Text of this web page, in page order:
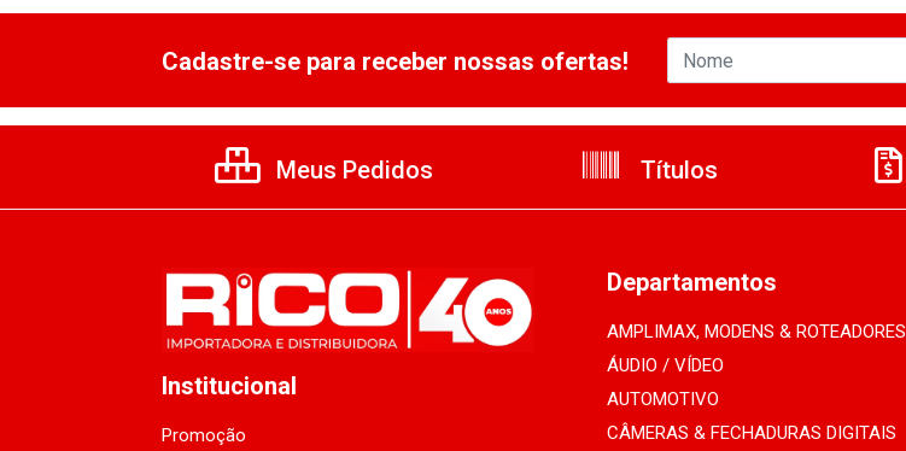
Cadastre-se para receber nossas ofertas!
Meus Pedidos Títulos
Institucional
Promoção
Departamentos
AMPLIMAX, MODENS & ROTEADORES
ÁUDIO / VÍDEO
AUTOMOTIVO
CÂMERAS & FECHADURAS DIGITAIS